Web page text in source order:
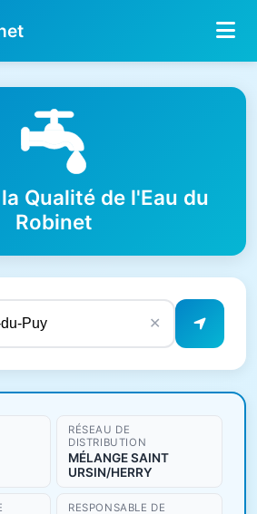
Qualité de l'Eau du
Robinet
✕
de l'eau
RÉSEAU DE
DISTRIBUTION
MÉLANGE SAINT
URSIN/HERRY
RESPONSABLE DE